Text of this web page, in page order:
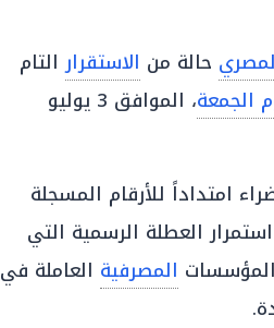
حالة من الاستقرارالتام
الجمعة
، الموافق 3 يوليو
امتداداً للأرقام المسجلة
العطلة الرسمية التي
المصرفية العاملة في